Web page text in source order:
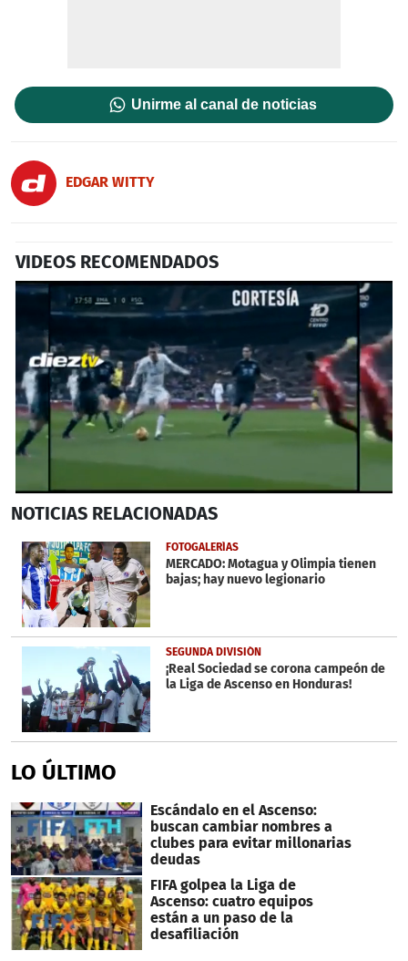
Unirme al canal de noticias
EDGAR WITTY
VIDEOS RECOMENDADOS
seconds
1
minute,
23
seconds
NOTICIAS RELACIONADAS
FOTOGALERÍAS
MERCADO: Motagua y Olimpia tienen
bajas; hay nuevo legionario
SEGUNDA DIVISIÓN
¡Real Sociedad se corona campeón de
la Liga de Ascenso en Honduras!
LO ÚLTIMO
Escándalo en el Ascenso:
buscan cambiar nombres a
clubes para evitar millonarias
deudas
FIFA golpea la Liga de
Ascenso: cuatro equipos
están a un paso de la
desafiliación